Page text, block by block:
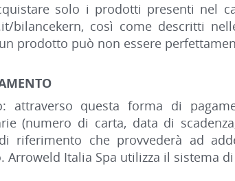
solo i prodotti presenti nel
bilancekern, così come descritti
prodotto può non essere
attraverso questa forma di
(numero di carta, data di
riferimento che provvederà ad
Arroweld Italia Spa utilizza il sistema